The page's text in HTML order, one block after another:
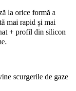
la orice formă a
mai rapid și mai
+ profil din silicon
scurgerile de gaze